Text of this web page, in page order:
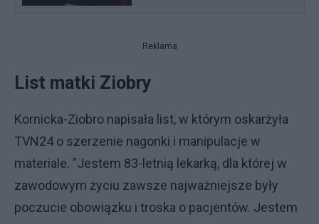
Reklama
List matki Ziobry
Kornicka-Ziobro napisała list, w którym oskarżyła
TVN24 o szerzenie nagonki i manipulacje w
materiale. "Jestem 83-letnią lekarką, dla której w
zawodowym życiu zawsze najważniejsze były
poczucie obowiązku i troska o pacjentów. Jestem